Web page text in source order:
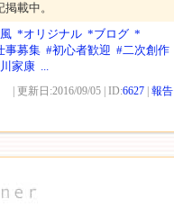
載中。
*オリジナル *ブログ *
事募集 #初心者歓迎 #二次創作
家康 ...
| 更新日:2016/09/05 | ID:6627 報告